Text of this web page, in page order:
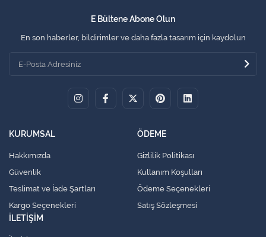
E Bültene Abone Olun
En son haberler, bildirimler ve daha fazla tasarım için kaydolun
KURUMSAL
Hakkımızda
Güvenlik
Teslimat ve İade Şartları
Kargo Seçenekleri
ÖDEME
Gizlilik Politikası
Kullanım Koşulları
Ödeme Seçenekleri
Satış Sözleşmesi
İLETİŞİM